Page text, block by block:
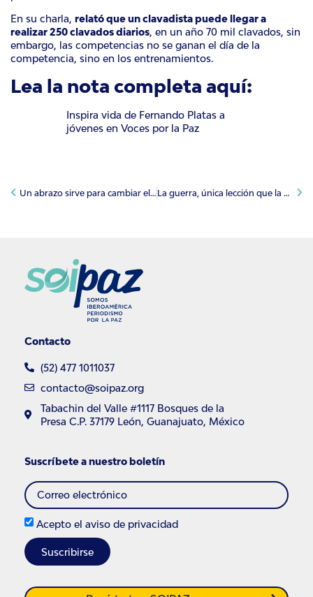
En su charla, relató que un clavadista puede llegar a
realizar 250 clavados diarios, en un año 70 mil clavados, sin
embargo, las competencias no se ganan el día de la
competencia, sino en los entrenamientos.
Lea la nota completa aquí:
Inspira vida de Fernando Platas a
jóvenes en Voces por la Paz
Un abrazo sirve para cambiar el mundo: Pablo Latapí en Voces por la Paz La guerra, única lección que la humanidad no ha aprendido: Kasia Wyderko
Contacto
(52) 477 1011037
contacto@soipaz.org
Tabachin del Valle #1117 Bosques de la
Presa C.P. 37179 León, Guanajuato, México
Suscríbete a nuestro boletín
Acepto el aviso de privacidad
Suscribirse